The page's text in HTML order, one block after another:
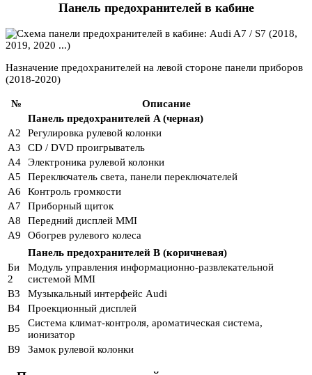
Панель предохранителей в кабине
Назначение предохранителей на левой стороне панели приборов
(2018-2020)
№
Описание
Панель предохранителей A (черная)
A2
Регулировка рулевой колонки
A3
CD / DVD проигрыватель
A4
Электроника рулевой колонки
A5
Переключатель света, панели переключателей
A6
Контроль громкости
A7
Приборный щиток
A8
Передний дисплей MMI
A9
Обогрев рулевого колеса
Панель предохранителей B (коричневая)
Би
2
Модуль управления информационно-развлекательной
системой MMI
B3
Музыкальный интерфейс Audi
B4
Проекционный дисплей
B5
Система климат-контроля, ароматическая система,
ионизатор
B9
Замок рулевой колонки